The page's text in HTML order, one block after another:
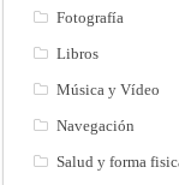
Fotografía
Libros
Música y Vídeo
Navegación
Salud y forma